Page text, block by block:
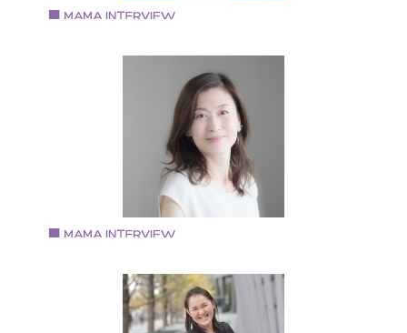
ます。
ママさんミュージシャン
プロフィール 大阪・堺市出身 フランス国立音楽院でク
ッシックサックスを専攻 4年の留学後、帰国 イベント
社の社員等の仕事を経て、 クラッシック出身の女性デ
オtricoloreを結成。 サックス・コーラスを担当 公式
HP:http://tricolore-net.jp/
五十嵐 律子さん
福島県会津若松市出身 転勤族の妻で3児の母 産後ケア
ペシャリスト、チャイルドマインダー、AEAJアロマテ